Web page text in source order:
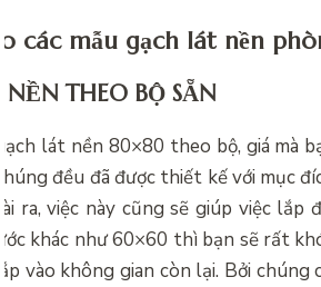
các mẫu gạch lát nền
THEO BỘ SẴN
lát nền 80×80 theo bộ, giá mà
đều đã được thiết kế với mục
ra, việc này cũng sẽ giúp việc
khác như 60×60 thì bạn sẽ rất
vào không gian còn lại. Bởi chúng